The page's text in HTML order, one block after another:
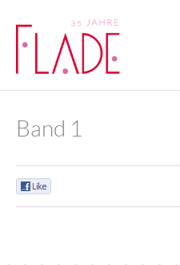
Band 1